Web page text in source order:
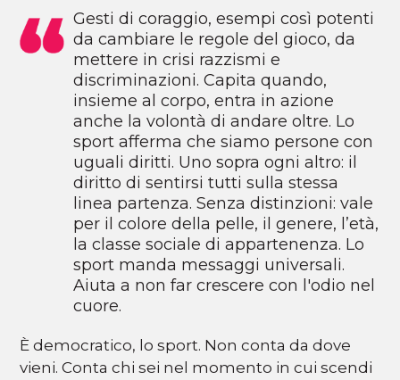
Gesti di coraggio, esempi così potenti
da cambiare le regole del gioco, da
mettere in crisi razzismi e
discriminazioni. Capita quando,
insieme al corpo, entra in azione
anche la volontà di andare oltre. Lo
sport afferma che siamo persone con
uguali diritti. Uno sopra ogni altro: il
diritto di sentirsi tutti sulla stessa
linea partenza. Senza distinzioni: vale
per il colore della pelle, il genere, l’età,
la classe sociale di appartenenza. Lo
sport manda messaggi universali.
Aiuta a non far crescere con l'odio nel
cuore.
È democratico, lo sport. Non conta da dove
vieni. Conta chi sei nel momento in cui scendi